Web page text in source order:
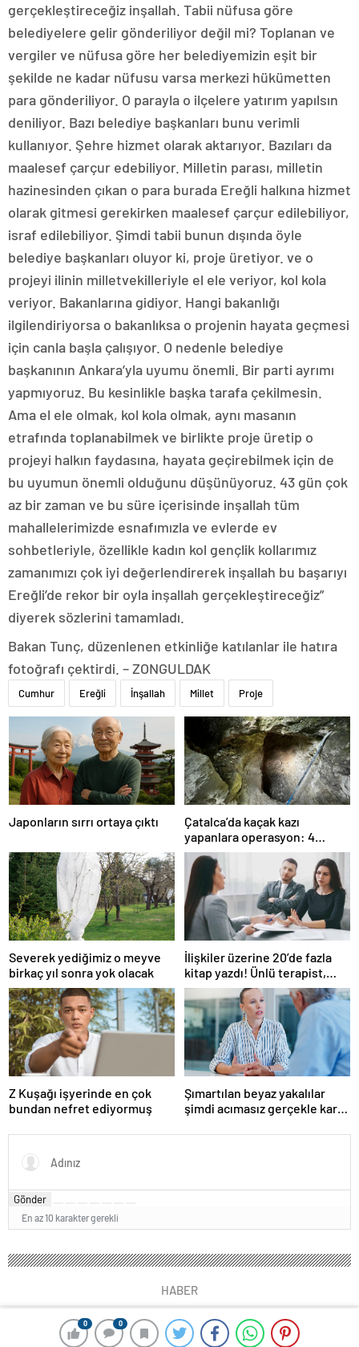
0 0
gerçekleştireceğiz inşallah. Tabii nüfusa göre
belediyelere gelir gönderiliyor değil mi? Toplanan ve
vergiler ve nüfusa göre her belediyemizin eşit bir
şekilde ne kadar nüfusu varsa merkezi hükümetten
para gönderiliyor. O parayla o ilçelere yatırım yapılsın
deniliyor. Bazı belediye başkanları bunu verimli
kullanıyor. Şehre hizmet olarak aktarıyor. Bazıları da
maalesef çarçur edebiliyor. Milletin parası, milletin
hazinesinden çıkan o para burada Ereğli halkına hizmet
olarak gitmesi gerekirken maalesef çarçur edilebiliyor,
israf edilebiliyor. Şimdi tabii bunun dışında öyle
belediye başkanları oluyor ki, proje üretiyor. ve o
projeyi ilinin milletvekilleriyle el ele veriyor, kol kola
veriyor. Bakanlarına gidiyor. Hangi bakanlığı
ilgilendiriyorsa o bakanlıksa o projenin hayata geçmesi
için canla başla çalışıyor. O nedenle belediye
başkanının Ankara’yla uyumu önemli. Bir parti ayrımı
yapmıyoruz. Bu kesinlikle başka tarafa çekilmesin.
Ama el ele olmak, kol kola olmak, aynı masanın
etrafında toplanabilmek ve birlikte proje üretip o
projeyi halkın faydasına, hayata geçirebilmek için de
bu uyumun önemli olduğunu düşünüyoruz. 43 gün çok
az bir zaman ve bu süre içerisinde inşallah tüm
mahallelerimizde esnafımızla ve evlerde ev
sohbetleriyle, özellikle kadın kol gençlik kollarımız
zamanımızı çok iyi değerlendirerek inşallah bu başarıyı
Ereğli’de rekor bir oyla inşallah gerçekleştireceğiz”
diyerek sözlerini tamamladı.
Bakan Tunç, düzenlenen etkinliğe katılanlar ile hatıra
fotoğrafı çektirdi. – ZONGULDAK
Cumhur Ereğli İnşallah Millet Proje
Japonların sırrı ortaya çıktı
Çatalca’da kaçak kazı
yapanlara operasyon: 4
gözaltı
Severek yediğimiz o meyve
birkaç yıl sonra yok olacak
İlişkiler üzerine 20’de fazla
kitap yazdı! Ünlü terapist,
boşanmaların gerçek
suçlularını açıklıyor
Z Kuşağı işyerinde en çok
bundan nefret ediyormuş
Şımartılan beyaz yakalılar
şimdi acımasız gerçekle karşı
Gönder
En az 10 karakter gerekli
HABER